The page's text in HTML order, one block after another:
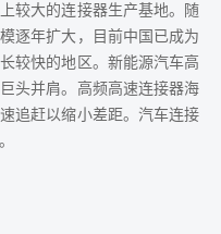
较大的连接器生产基地。随
逐年扩大，目前中国已成为
较快的地区。新能源汽车高
头并肩。高频高速连接器海
追赶以缩小差距。汽车连接